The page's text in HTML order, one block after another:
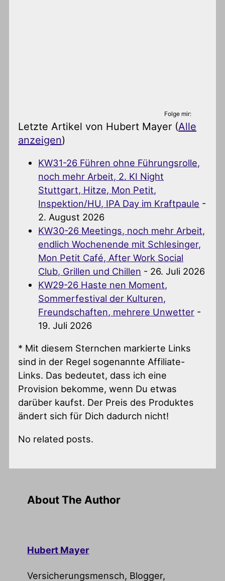
Folge mir:
Letzte Artikel von Hubert Mayer (Alle
anzeigen)
KW31-26 Führen ohne Führungsrolle,
noch mehr Arbeit, 2. KI Night
Stuttgart, Hitze, Mon Petit,
Inspektion/HU, IPA Day im Kraftpaule -
2. August 2026
KW30-26 Meetings, noch mehr Arbeit,
endlich Wochenende mit Schlesinger,
Mon Petit Café, After Work Social
Club, Grillen und Chillen - 26. Juli 2026
KW29-26 Haste nen Moment,
Sommerfestival der Kulturen,
Freundschaften, mehrere Unwetter -
19. Juli 2026
* Mit diesem Sternchen markierte Links
sind in der Regel sogenannte Affiliate-
Links. Das bedeutet, dass ich eine
Provision bekomme, wenn Du etwas
darüber kaufst. Der Preis des Produktes
ändert sich für Dich dadurch nicht!
No related posts.
About The Author
Hubert Mayer
Versicherungsmensch, Blogger,